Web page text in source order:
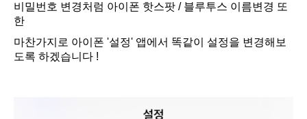
비밀번호 변경처럼 아이폰 핫스팟 / 블루투스 이름변경 또
한
마찬가지로 아이폰 '설정' 앱에서 똑같이 설정을 변경해보
도록 하겠습니다 !